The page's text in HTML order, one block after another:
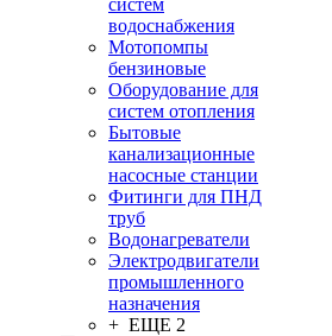
систем
водоснабжения
Мотопомпы
бензиновые
Оборудование для
систем отопления
Бытовые
канализационные
насосные станции
Фитинги для ПНД
труб
Водонагреватели
Электродвигатели
промышленного
назначения
+ ЕЩЕ 2